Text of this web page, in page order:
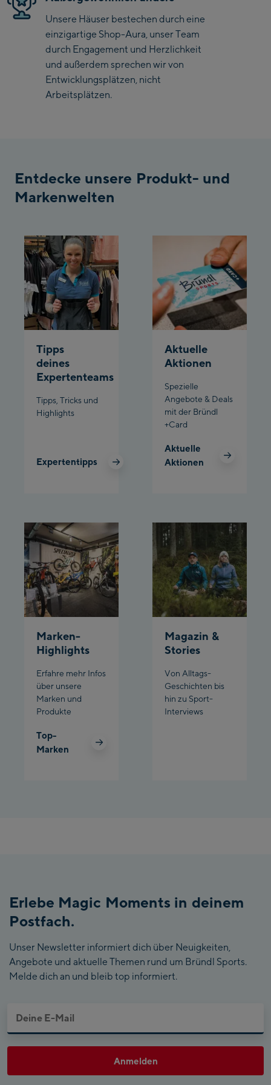
Saalbach Zentrum
Kohlmaisbahn
Saalbach Ski-Service
Center
Viehhofen Talstation
Penkenbahn Talstation
/ Valley station
Penkenbahn
Bergstation / Top
station
Ahornbahn Talstation
/Valley station
Spieljochbahn
Talstation /Valley
Spieljochbahn
Bergstation / Top
station
Schladming:
Planet Planai
Charly Kahr
Unsere Häuser bestechen durch eine
einzigartige Shop-Aura, unser Team
durch Engagement und Herzlichkeit
und außerdem sprechen wir von
Entwicklungsplätzen, nicht
Arbeitsplätzen.
Entdecke unsere Produkt- und
Markenwelten
Tipps
deines
Expertenteams
Tipps, Tricks und
Highlights
Expertentipps
Aktuelle
Aktionen
Spezielle
Angebote & Deals
mit der Bründl
+Card
Aktuelle
Aktionen
Marken-
Highlights
Erfahre mehr Infos
über unsere
Marken und
Produkte
Top-
Marken
Magazin &
Stories
Von Alltags-
Geschichten bis
hin zu Sport-
Interviews
Erlebe Magic Moments in deinem
Postfach.
Unser Newsletter informiert dich über Neuigkeiten,
Angebote und aktuelle Themen rund um Bründl Sports.
Melde dich an und bleib top informiert.
Anmelden